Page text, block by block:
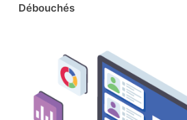
Débouchés